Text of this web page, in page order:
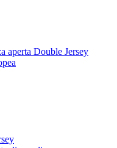
aperta Double Jersey